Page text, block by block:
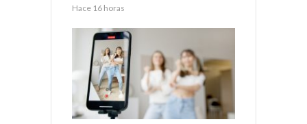
Hace 16 horas